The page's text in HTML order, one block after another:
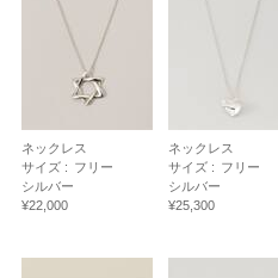
ネックレス
サイズ : フリー
シルバー
¥22,000
ネックレス
サイズ : フリー
シルバー
¥25,300